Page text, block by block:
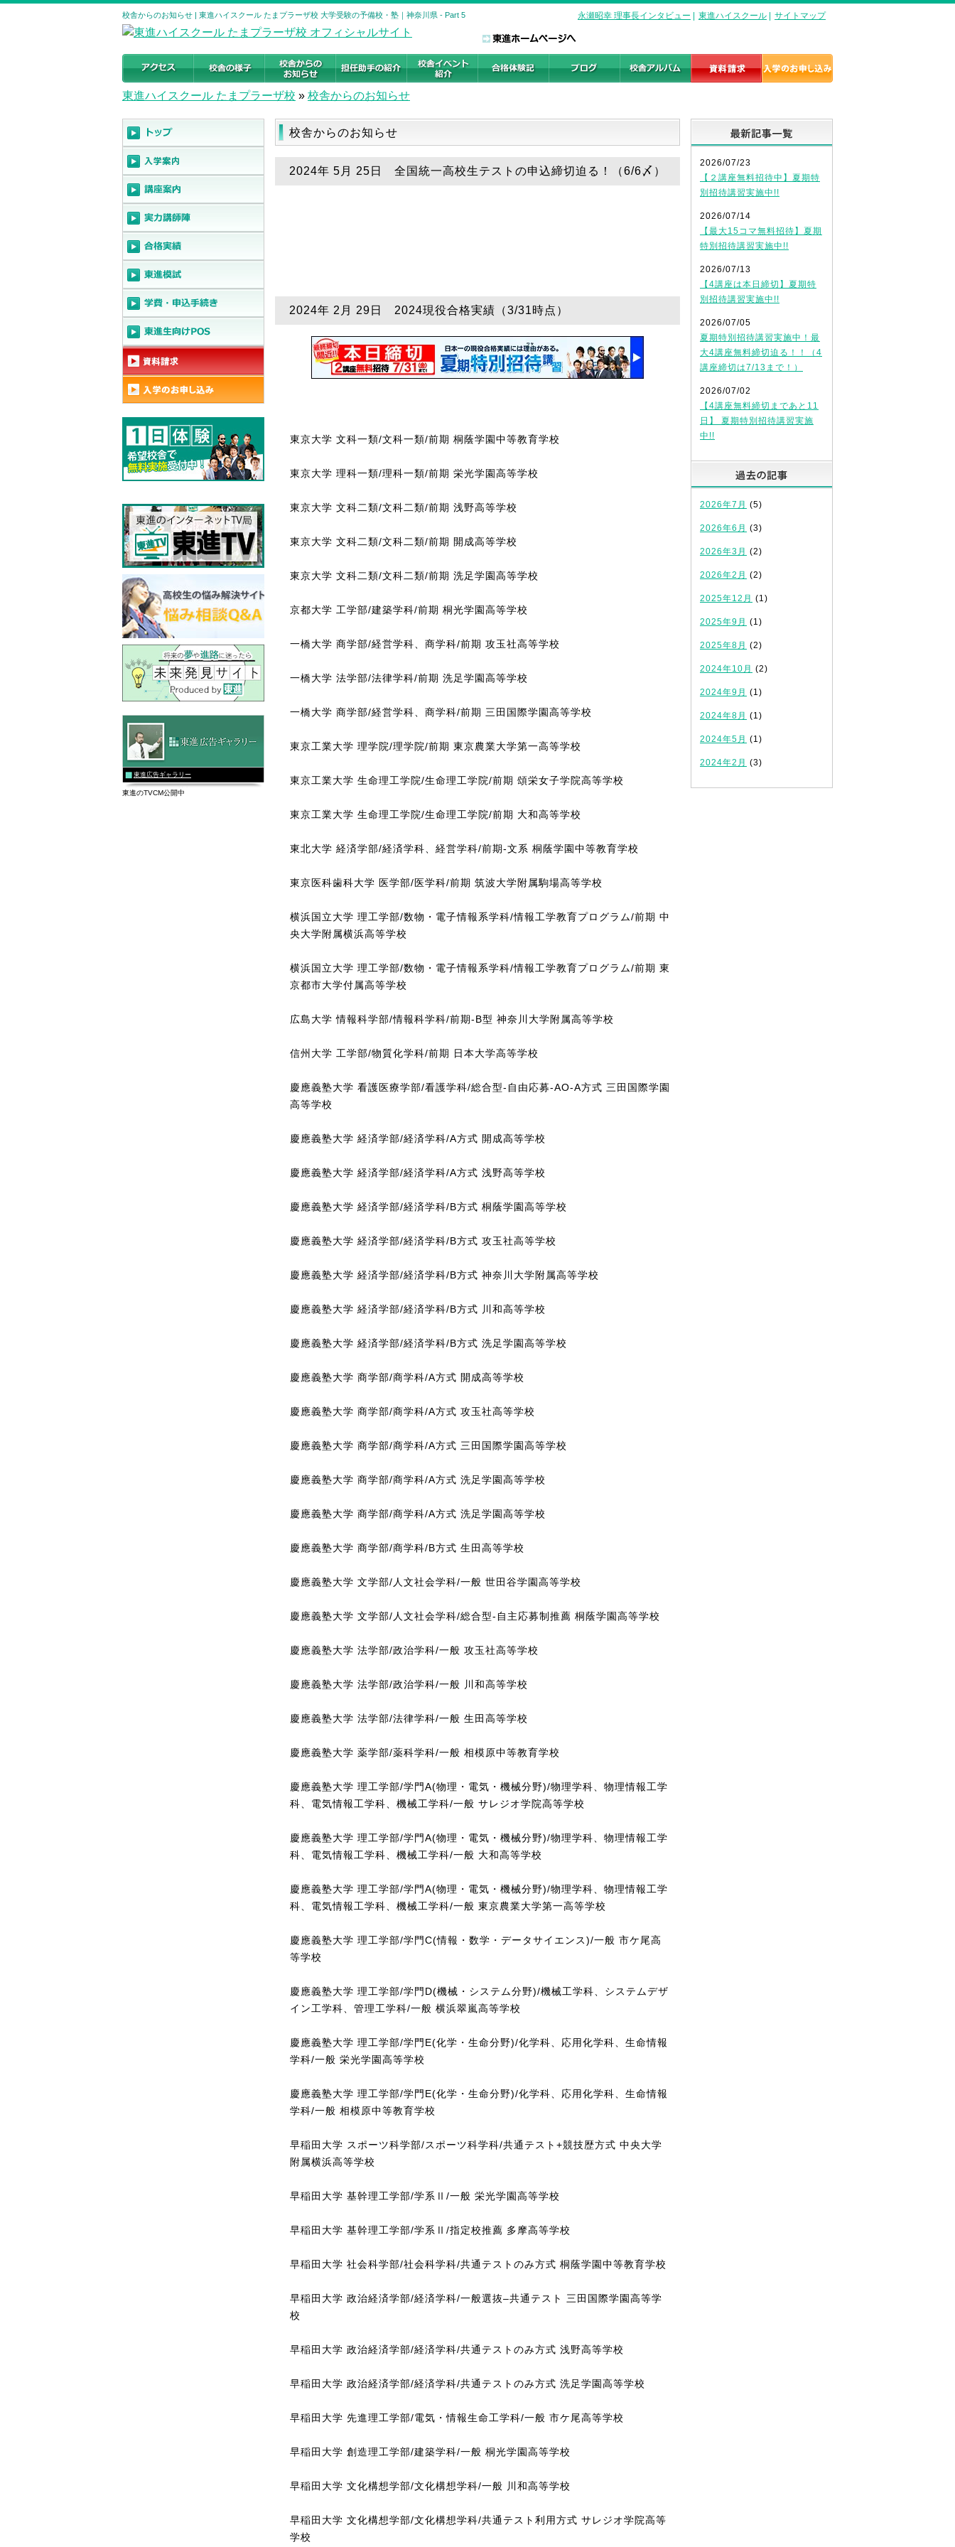
校舎からのお知らせ | 東進ハイスクール たまプラーザ校 大学受験の予備校・塾｜神奈川県 - Part 5 永瀬昭幸 理事長インタビュー 東進ハイスクール サイトマップ
東進ハイスクール たまプラーザ校 » 校舎からのお知らせ
校舎からのお知らせ
2024年 5月 25日 全国統一高校生テストの申込締切迫る！（6/6〆）
2024年 2月 29日 2024現役合格実績（3/31時点）
東京大学 文科一類/文科一類/前期 桐蔭学園中等教育学校
東京大学 理科一類/理科一類/前期 栄光学園高等学校
東京大学 文科二類/文科二類/前期 浅野高等学校
東京大学 文科二類/文科二類/前期 開成高等学校
東京大学 文科二類/文科二類/前期 洗足学園高等学校
京都大学 工学部/建築学科/前期 桐光学園高等学校
一橋大学 商学部/経営学科、商学科/前期 攻玉社高等学校
一橋大学 法学部/法律学科/前期 洗足学園高等学校
一橋大学 商学部/経営学科、商学科/前期 三田国際学園高等学校
東京工業大学 理学院/理学院/前期 東京農業大学第一高等学校
東京工業大学 生命理工学院/生命理工学院/前期 頌栄女子学院高等学校
東京工業大学 生命理工学院/生命理工学院/前期 大和高等学校
東北大学 経済学部/経済学科、経営学科/前期-文系 桐蔭学園中等教育学校
東京医科歯科大学 医学部/医学科/前期 筑波大学附属駒場高等学校
横浜国立大学 理工学部/数物・電子情報系学科/情報工学教育プログラム/前期 中
央大学附属横浜高等学校
横浜国立大学 理工学部/数物・電子情報系学科/情報工学教育プログラム/前期 東
京都市大学付属高等学校
広島大学 情報科学部/情報科学科/前期-B型 神奈川大学附属高等学校
信州大学 工学部/物質化学科/前期 日本大学高等学校
慶應義塾大学 看護医療学部/看護学科/総合型-自由応募-AO-A方式 三田国際学園
高等学校
慶應義塾大学 経済学部/経済学科/A方式 開成高等学校
慶應義塾大学 経済学部/経済学科/A方式 浅野高等学校
慶應義塾大学 経済学部/経済学科/B方式 桐蔭学園高等学校
慶應義塾大学 経済学部/経済学科/B方式 攻玉社高等学校
慶應義塾大学 経済学部/経済学科/B方式 神奈川大学附属高等学校
慶應義塾大学 経済学部/経済学科/B方式 川和高等学校
慶應義塾大学 経済学部/経済学科/B方式 洗足学園高等学校
慶應義塾大学 商学部/商学科/A方式 開成高等学校
慶應義塾大学 商学部/商学科/A方式 攻玉社高等学校
慶應義塾大学 商学部/商学科/A方式 三田国際学園高等学校
慶應義塾大学 商学部/商学科/A方式 洗足学園高等学校
慶應義塾大学 商学部/商学科/A方式 洗足学園高等学校
慶應義塾大学 商学部/商学科/B方式 生田高等学校
慶應義塾大学 文学部/人文社会学科/一般 世田谷学園高等学校
慶應義塾大学 文学部/人文社会学科/総合型-自主応募制推薦 桐蔭学園高等学校
慶應義塾大学 法学部/政治学科/一般 攻玉社高等学校
慶應義塾大学 法学部/政治学科/一般 川和高等学校
慶應義塾大学 法学部/法律学科/一般 生田高等学校
慶應義塾大学 薬学部/薬科学科/一般 相模原中等教育学校
慶應義塾大学 理工学部/学門A(物理・電気・機械分野)/物理学科、物理情報工学
科、電気情報工学科、機械工学科/一般 サレジオ学院高等学校
慶應義塾大学 理工学部/学門A(物理・電気・機械分野)/物理学科、物理情報工学
科、電気情報工学科、機械工学科/一般 大和高等学校
慶應義塾大学 理工学部/学門A(物理・電気・機械分野)/物理学科、物理情報工学
科、電気情報工学科、機械工学科/一般 東京農業大学第一高等学校
慶應義塾大学 理工学部/学門C(情報・数学・データサイエンス)/一般 市ケ尾高
等学校
慶應義塾大学 理工学部/学門D(機械・システム分野)/機械工学科、システムデザ
イン工学科、管理工学科/一般 横浜翠嵐高等学校
慶應義塾大学 理工学部/学門E(化学・生命分野)/化学科、応用化学科、生命情報
学科/一般 栄光学園高等学校
慶應義塾大学 理工学部/学門E(化学・生命分野)/化学科、応用化学科、生命情報
学科/一般 相模原中等教育学校
早稲田大学 スポーツ科学部/スポーツ科学科/共通テスト+競技歴方式 中央大学
附属横浜高等学校
早稲田大学 基幹理工学部/学系Ⅱ/一般 栄光学園高等学校
早稲田大学 基幹理工学部/学系Ⅱ/指定校推薦 多摩高等学校
早稲田大学 社会科学部/社会科学科/共通テストのみ方式 桐蔭学園中等教育学校
早稲田大学 政治経済学部/経済学科/一般選抜–共通テスト 三田国際学園高等学
校
早稲田大学 政治経済学部/経済学科/共通テストのみ方式 浅野高等学校
早稲田大学 政治経済学部/経済学科/共通テストのみ方式 洗足学園高等学校
早稲田大学 先進理工学部/電気・情報生命工学科/一般 市ケ尾高等学校
早稲田大学 創造理工学部/建築学科/一般 桐光学園高等学校
早稲田大学 文化構想学部/文化構想学科/一般 川和高等学校
早稲田大学 文化構想学部/文化構想学科/共通テスト利用方式 サレジオ学院高等
学校
2026/07/23
【２講座無料招待中】夏期特
別招待講習実施中!!
2026/07/14
【最大15コマ無料招待】夏期
特別招待講習実施中!!
2026/07/13
【4講座は本日締切】夏期特
別招待講習実施中!!
2026/07/05
夏期特別招待講習実施中！最
大4講座無料締切迫る！！（4
講座締切は7/13まで！）
2026/07/02
【4講座無料締切まであと11
日】 夏期特別招待講習実施
中!!
2026年7月 (5)
2026年6月 (3)
2026年3月 (2)
2026年2月 (2)
2025年12月 (1)
2025年9月 (1)
2025年8月 (2)
2024年10月 (2)
2024年9月 (1)
2024年8月 (1)
2024年5月 (1)
2024年2月 (3)
東進広告ギャラリー
東進のTVCM公開中